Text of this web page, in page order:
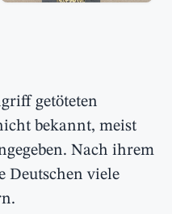
getöteten
bekannt, meist
Nach ihrem
Deutschen viele